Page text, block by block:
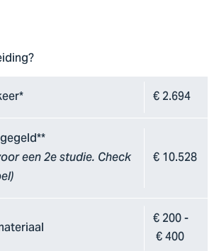
€ 2.694
een 2e studie. Check
€ 10.528
€ 200 -
€ 400